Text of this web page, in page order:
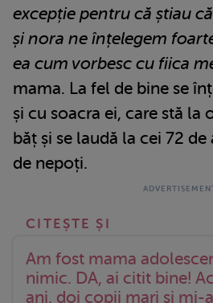
excepție pentru că știau
și nora ne înțelegem
ea cum vorbesc cu fiica
mama. La fel de bine se
și cu soacra ei, care stă la
băț și se laudă la cei 72
de nepoți.
Am fost mama
nimic. DA, ai citit bine!
ani, doi copii mari și mi-